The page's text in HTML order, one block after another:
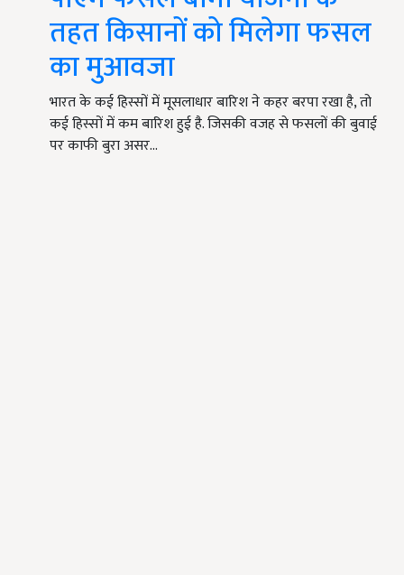
तहत किसानों को मिलेगा फसल
का मुआवजा
भारत के कई हिस्सों में मूसलाधार बारिश ने कहर बरपा रखा है, तो
कई हिस्सों में कम बारिश हुई है. जिसकी वजह से फसलों की बुवाई
पर काफी बुरा असर…